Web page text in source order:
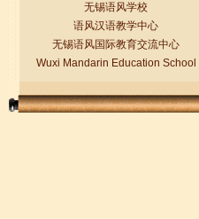
无锡语风学校
语风汉语教学中心
无锡语风国际教育交流中心
Wuxi Mandarin Education School